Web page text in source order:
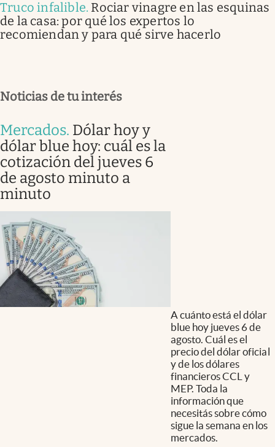
Truco infalible. Rociar vinagre en las esquinas
de la casa: por qué los expertos lo
recomiendan y para qué sirve hacerlo
Noticias de tu interés
Mercados. Dólar hoy y
dólar blue hoy: cuál es la
cotización del jueves 6
de agosto minuto a
minuto
A cuánto está el dólar
blue hoy jueves 6 de
agosto. Cuál es el
precio del dólar oficial
y de los dólares
financieros CCL y
MEP. Toda la
información que
necesitás sobre cómo
sigue la semana en los
mercados.